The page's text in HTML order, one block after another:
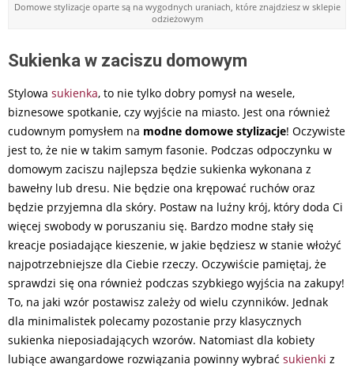
Domowe stylizacje oparte są na wygodnych uraniach, które znajdziesz w sklepie
odzieżowym
Sukienka w zaciszu domowym
Stylowa sukienka, to nie tylko dobry pomysł na wesele,
biznesowe spotkanie, czy wyjście na miasto. Jest ona również
cudownym pomysłem na modne domowe stylizacje! Oczywiste
jest to, że nie w takim samym fasonie. Podczas odpoczynku w
domowym zaciszu najlepsza będzie sukienka wykonana z
bawełny lub dresu. Nie będzie ona krępować ruchów oraz
będzie przyjemna dla skóry. Postaw na luźny krój, który doda Ci
więcej swobody w poruszaniu się. Bardzo modne stały się
kreacje posiadające kieszenie, w jakie będziesz w stanie włożyć
najpotrzebniejsze dla Ciebie rzeczy. Oczywiście pamiętaj, że
sprawdzi się ona również podczas szybkiego wyjścia na zakupy!
To, na jaki wzór postawisz zależy od wielu czynników. Jednak
dla minimalistek polecamy pozostanie przy klasycznych
sukienka nieposiadających wzorów. Natomiast dla kobiety
lubiące awangardowe rozwiązania powinny wybrać sukienki z